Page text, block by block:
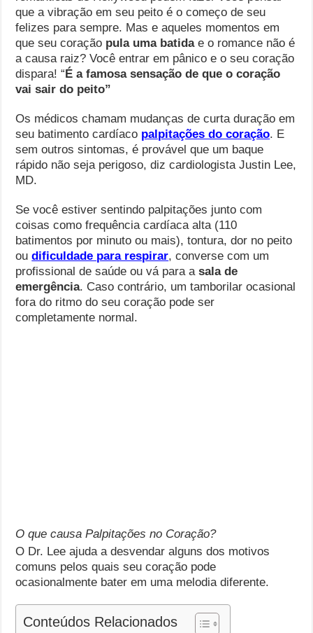
que a vibração em seu peito é o começo de seu
felizes para sempre. Mas e aqueles momentos em
que seu coração pula uma batidae o romance não é
a causa raiz? Você entrar em pânico e o seu coração
dispara! “É a famosa sensação de que o coração
vai sair do peito”
Os médicos chamam mudanças de curta duração em
seu batimento cardíaco palpitações do coração. E
sem outros sintomas, é provável que um baque
rápido não seja perigoso, diz cardiologista Justin Lee,
MD.
Se você estiver sentindo palpitações junto com
coisas como frequência cardíaca alta (110
batimentos por minuto ou mais), tontura, dor no peito
oudificuldade para respirar, converse com um
profissional de saúde ou vá para asala de
emergência. Caso contrário, um tamborilar ocasional
fora do ritmo do seu coração pode ser
completamente normal.
O que causa Palpitações no Coração?
O Dr. Lee ajuda a desvendar alguns dos motivos
comuns pelos quais seu coração pode
ocasionalmente bater em uma melodia diferente.
Conteúdos Relacionados